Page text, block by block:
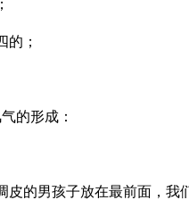
的；
的形成：
皮的男孩子放在最前面，我